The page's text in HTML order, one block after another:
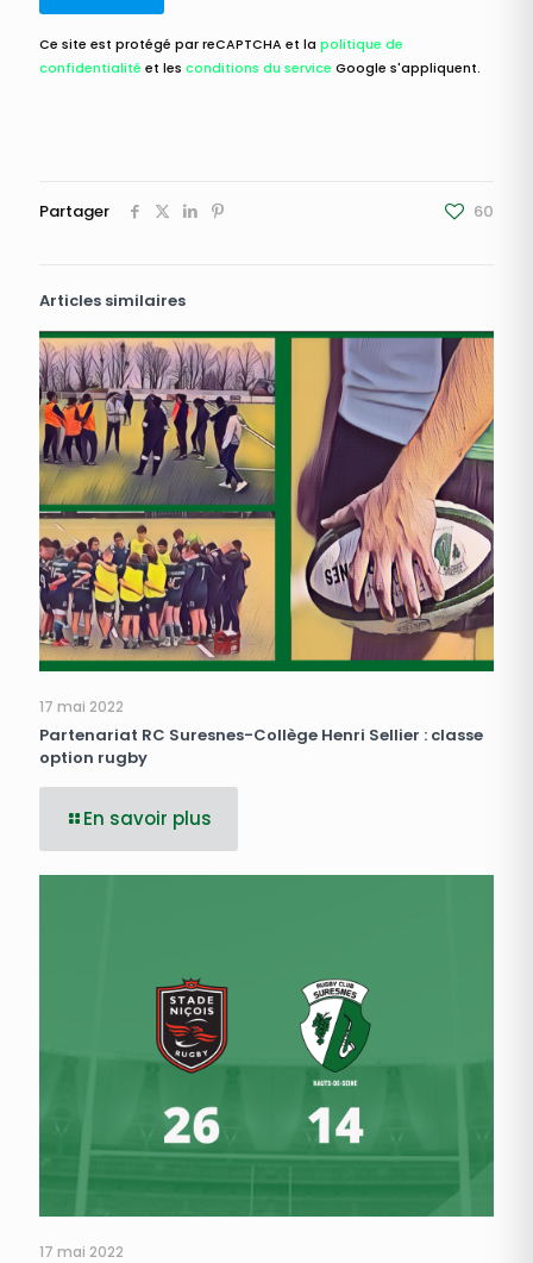
Ce site est protégé par reCAPTCHA et la politique de
confidentialité et les conditions du service Google s'appliquent.
Partager 60
Articles similaires
17 mai 2022
Partenariat RC Suresnes-Collège Henri Sellier : classe
option rugby
En savoir plus
17 mai 2022